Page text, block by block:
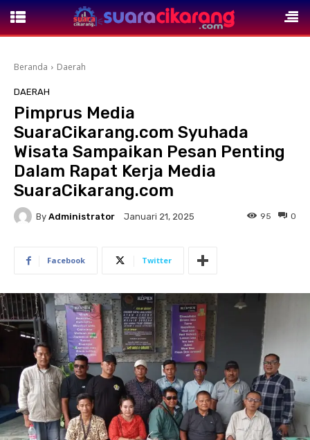
Beranda Daerah
DAERAH
Pimprus Media
SuaraCikarang.com Syuhada
Wisata Sampaikan Pesan Penting
Dalam Rapat Kerja Media
SuaraCikarang.com
By Administrator Januari 21, 2025 0
95
Facebook Twitter